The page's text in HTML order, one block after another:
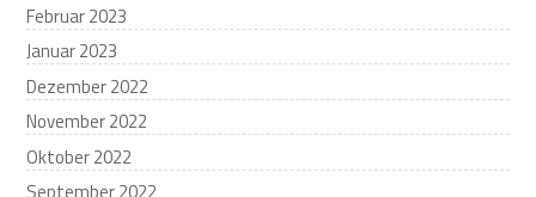
Februar 2023
Januar 2023
Dezember 2022
November 2022
Oktober 2022